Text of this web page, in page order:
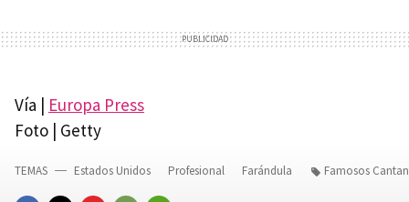
Vía | Europa Press
Foto | Getty
TEMAS Estados Unidos Profesional Farándula Famosos